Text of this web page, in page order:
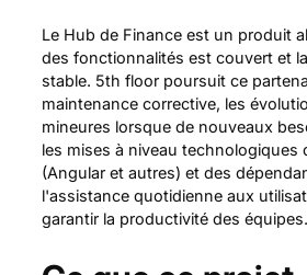
Le Hub de Finance est un produit
des fonctionnalités est couvert et
stable. 5th floor poursuit ce
maintenance corrective, les
mineures lorsque de nouveaux
les mises à niveau technologiques
(Angular et autres) et des
l'assistance quotidienne aux
garantir la productivité des équipes.